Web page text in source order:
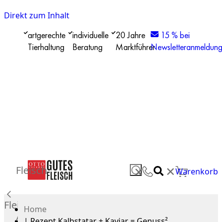
Direkt zum Inhalt
artgerechte
Tierhaltung
individuelle
Beratung
20 Jahre
Marktführer
15 % bei
Newsletteranmeldung
✕ ✕Warenkorb
Fleisch
Fleisch
Alle
Home